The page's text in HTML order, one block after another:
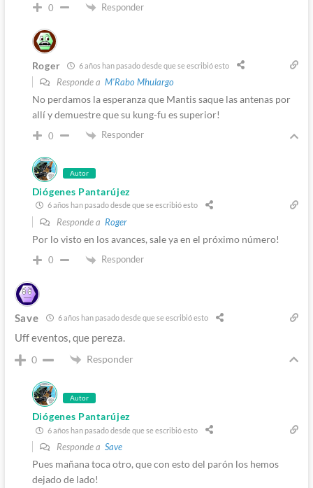
0 Responder
Roger 6 años han pasado desde que se escribió esto
Responde a M'Rabo Mhulargo
No perdamos la esperanza que Mantis saque las antenas por
allí y demuestre que su kung-fu es superior!
0 Responder
Autor
Diógenes Pantarújez
6 años han pasado desde que se escribió esto
Responde a Roger
Por lo visto en los avances, sale ya en el próximo número!
0 Responder
Save 6 años han pasado desde que se escribió esto
Uff eventos, que pereza.
0 Responder
Autor
Diógenes Pantarújez
6 años han pasado desde que se escribió esto
Responde a Save
Pues mañana toca otro, que con esto del parón los hemos
dejado de lado!